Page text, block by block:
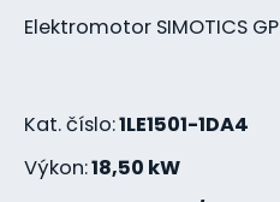
Elektromotor SIMOTICS GP
Kat. číslo:1LE1501-1DA4
Výkon:18,50 kW